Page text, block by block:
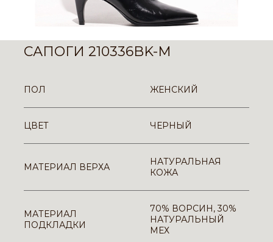
САПОГИ 210336BK-M
ПОЛ ЖЕНСКИЙ
ЦВЕТ ЧЕРНЫЙ
МАТЕРИАЛ ВЕРХА
НАТУРАЛЬНАЯ
КОЖА
МАТЕРИАЛ
ПОДКЛАДКИ
70% ВОРСИН, 30%
НАТУРАЛЬНЫЙ
МЕХ